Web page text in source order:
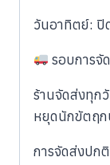
วันอาทิตย์: ปิ
รอบการจั
ร้านจัดส่งทุก
หยุดนักขัตฤ
การจัดส่งปก